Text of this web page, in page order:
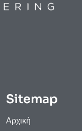
Sitemap
Αρχική